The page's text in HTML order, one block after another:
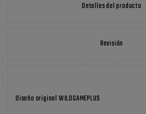
Detalles del producto
Revisión
Diseño original WILDGAMEPLUS